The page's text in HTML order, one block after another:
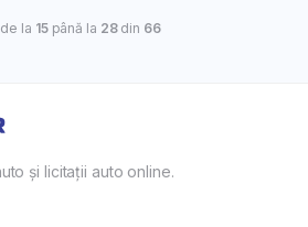
la 15până la 28din 66
și licitații auto online.